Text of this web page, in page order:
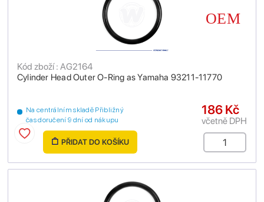
Cylinder Head Outer O-Ring as Yamaha 93211-11770
Kód zboží : AG2164
Na centrálním skladě Přibližný
čas doručení 9 dní od nákupu
186 Kč
včetně DPH
PŘIDAT DO KOŠÍKU